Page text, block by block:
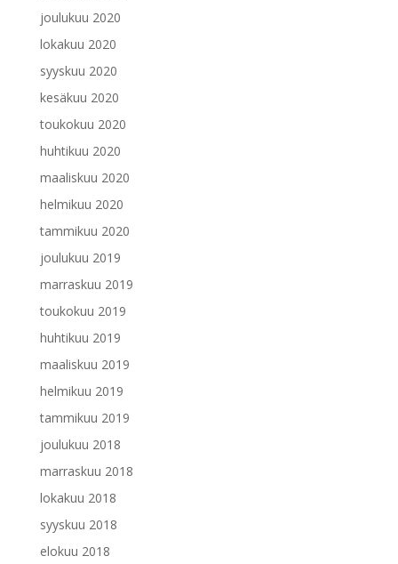
joulukuu 2020
lokakuu 2020
syyskuu 2020
kesäkuu 2020
toukokuu 2020
huhtikuu 2020
maaliskuu 2020
helmikuu 2020
tammikuu 2020
joulukuu 2019
marraskuu 2019
toukokuu 2019
huhtikuu 2019
maaliskuu 2019
helmikuu 2019
tammikuu 2019
joulukuu 2018
marraskuu 2018
lokakuu 2018
syyskuu 2018
elokuu 2018